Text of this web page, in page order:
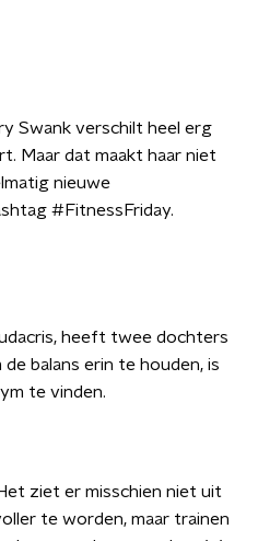
Swank verschilt heel erg
Maar dat maakt haar niet
nieuwe
#FitnessFriday.
heeft twee dochters
balans erin te houden, is
te vinden.
ziet er misschien niet uit
te worden, maar trainen